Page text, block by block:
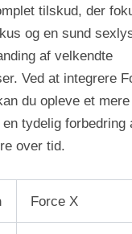
tilskud, der
og en sund
af velkendte
Ved at integrere
du opleve et
tydelig forbedring
over tid.
Force X